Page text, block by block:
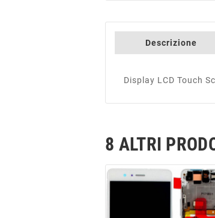
Descrizione
Display LCD Touch
8 ALTRI